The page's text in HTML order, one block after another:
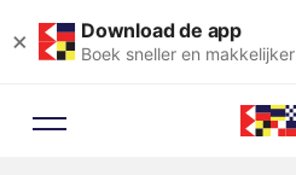
× Download de app
Boek sneller en makkelijker